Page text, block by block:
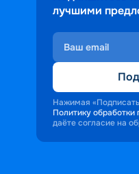
лучшими
Нажимая
Политику обработки
даёте согласие на